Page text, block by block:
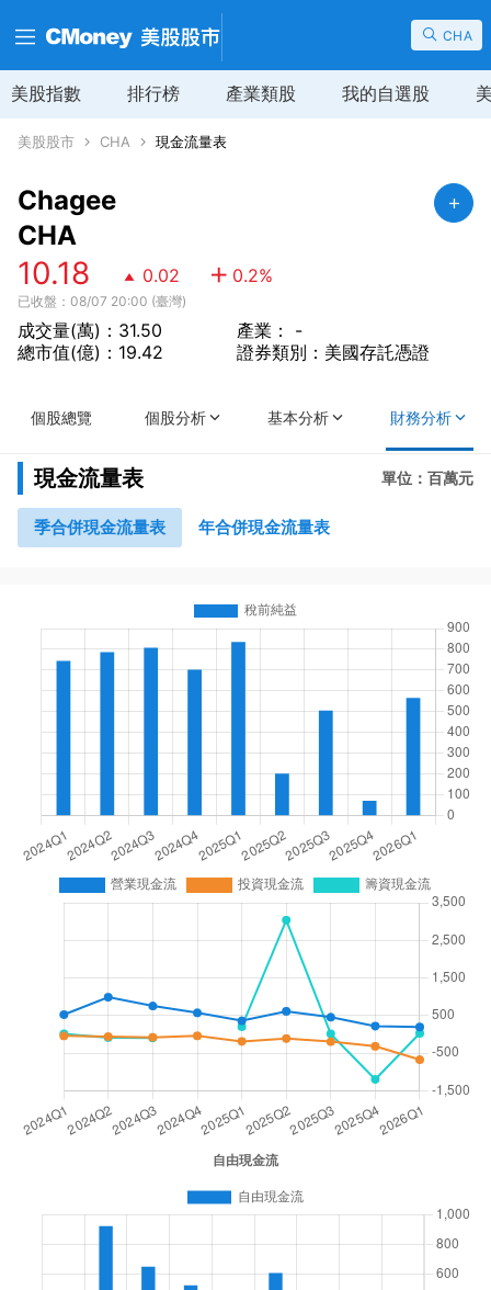
CHA
美股指數 排行榜 產業類股 我的自選股
美股股市 CHA 現金流量表
Chagee
CHA
10.18 0.02 0.2%
已收盤：08/07 20:00 (臺灣)
成交量(萬)：31.50
總市值(億)：19.42
產業： -
證券類別：美國存託憑證
個股總覽 個股分析 基本分析 財務分析
現金流量表 單位：百萬元
季合併現金流量表 年合併現金流量表